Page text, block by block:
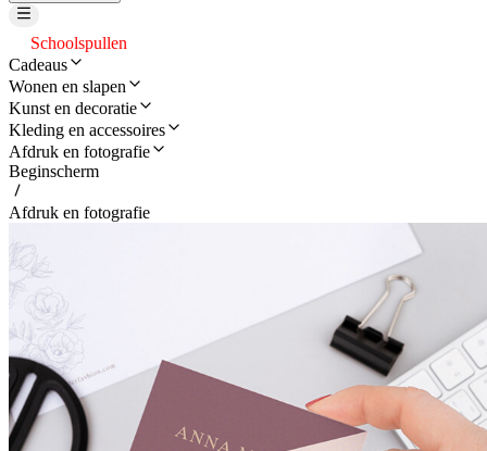
Schoolspullen
Cadeaus
Wonen en slapen
Kunst en decoratie
Kleding en accessoires
Afdruk en fotografie
Beginscherm
Afdruk en fotografie